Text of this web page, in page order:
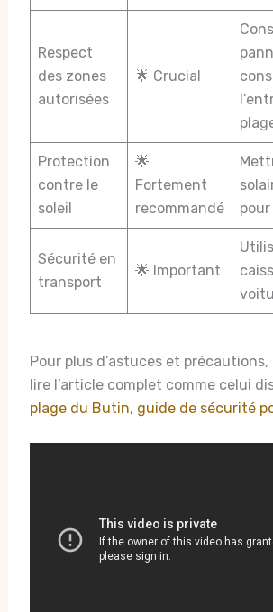
Respect
des zones
autorisées
🌟 Crucial
Protection
contre le
soleil
🌟
Fortement
recommandé
Sécurité en
transport
🌟 Important
Pour plus d’astuces et précautions,
lire l’article complet comme celui
plage du Butin, guide de sécurité